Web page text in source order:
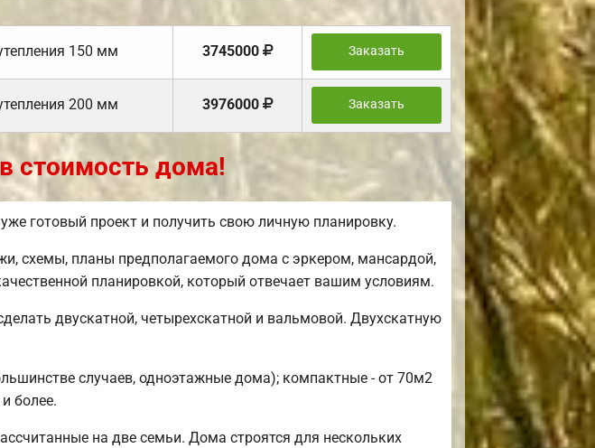
150 мм 3745000 Заказать
200 мм 3976000 Заказать
стоимость дома!
готовый проект и получить свою личную планировку.
схемы, планы предполагаемого дома с эркером, мансардой,
планировкой, который отвечает вашим условиям.
двускатной, четырехскатной и вальмовой. Двухскатную
случаев, одноэтажные дома); компактные - от 70м2
более.
на две семьи. Дома строятся для нескольких